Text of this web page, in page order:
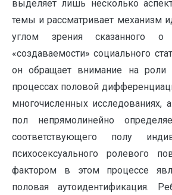
выделяет лишь несколько
темы и рассматривает механизм
углом зрения сказанного о
«создаваемости» социального
он обращает внимание на роли
процессах половой
многочисленных исследованиях,
пол непрямолинейно
соответствующего полу
психосексуального ролевого
фактором в этом процессе
половая аутоидентификация.